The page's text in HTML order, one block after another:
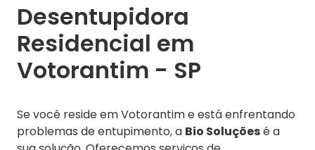
Desentupidora
Residencial em
Votorantim - SP
Se você reside em Votorantim e está enfrentando
problemas de entupimento, a Bio Soluçõesé a